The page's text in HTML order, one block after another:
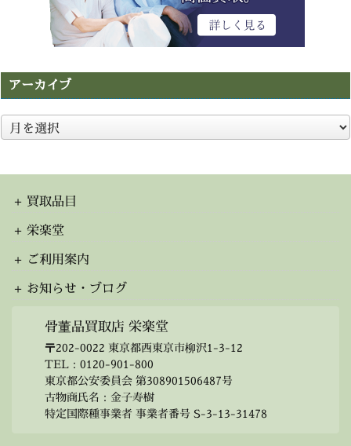
アーカイブ
ア
ー
イ
買取品目
栄楽堂
ご利用案内
お知らせ・ブログ
骨董品買取店 栄楽堂
〒202-0022 東京都西東京市柳沢1-3-12
TEL： 0120-901-800
東京都公安委員会 第308901506487号
古物商氏名：金子寿樹
特定国際種事業者 事業者番号 S-3-13-31478